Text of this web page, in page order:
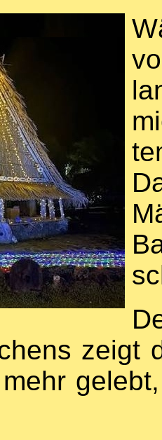
zeigt